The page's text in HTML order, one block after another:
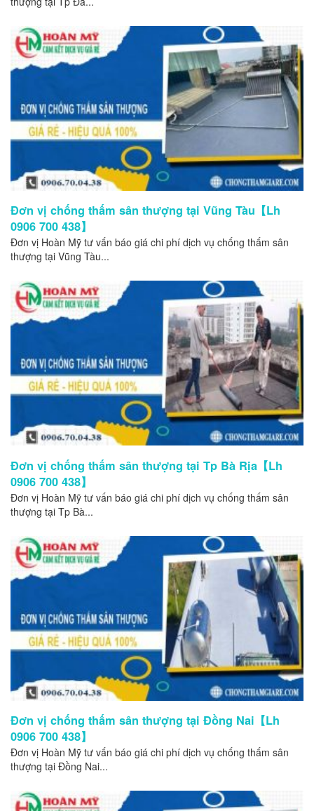
Đơn vị chống thấm sân thượng tại Vũng Tàu【Lh
0906 700 438】
Đơn vị Hoàn Mỹ tư vấn báo giá chi phí dịch vụ chống thấm sân
thượng tại Vũng Tàu...
Đơn vị chống thấm sân thượng tại Tp Bà Rịa【Lh
0906 700 438】
Đơn vị Hoàn Mỹ tư vấn báo giá chi phí dịch vụ chống thấm sân
thượng tại Tp Bà...
Đơn vị chống thấm sân thượng tại Đồng Nai【Lh
0906 700 438】
Đơn vị Hoàn Mỹ tư vấn báo giá chi phí dịch vụ chống thấm sân
thượng tại Đồng Nai...